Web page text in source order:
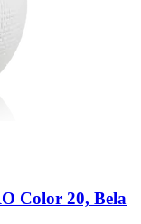
Color 20, Bela